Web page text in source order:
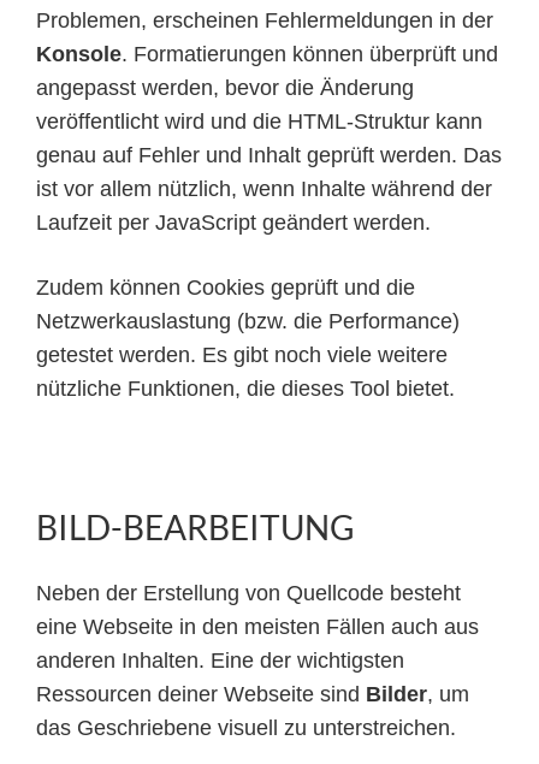
Problemen, erscheinen Fehlermeldungen in der
Konsole. Formatierungen können überprüft und
angepasst werden, bevor die Änderung
veröffentlicht wird und die HTML-Struktur kann
genau auf Fehler und Inhalt geprüft werden. Das
ist vor allem nützlich, wenn Inhalte während der
Laufzeit per JavaScript geändert werden.
Zudem können Cookies geprüft und die
Netzwerkauslastung (bzw. die Performance)
getestet werden. Es gibt noch viele weitere
nützliche Funktionen, die dieses Tool bietet.
BILD-BEARBEITUNG
Neben der Erstellung von Quellcode besteht
eine Webseite in den meisten Fällen auch aus
anderen Inhalten. Eine der wichtigsten
Ressourcen deiner Webseite sind Bilder, um
das Geschriebene visuell zu unterstreichen.